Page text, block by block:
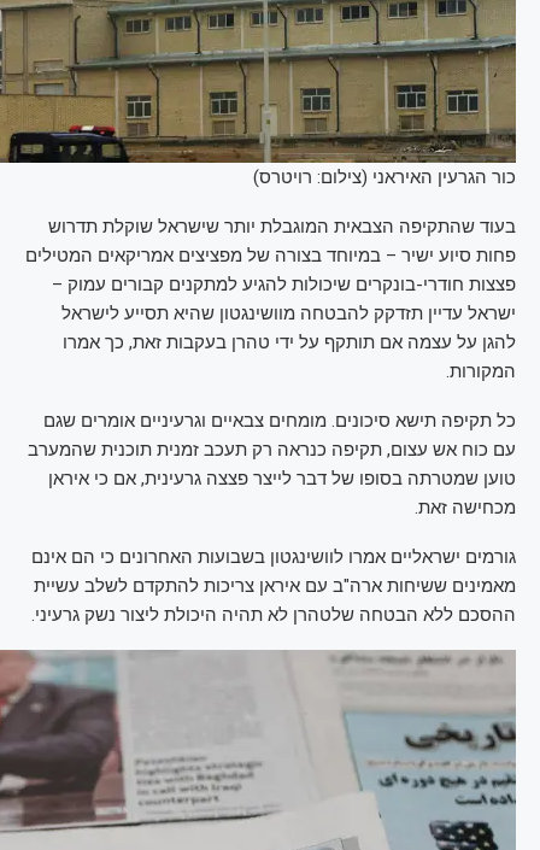
כור הגרעין האיראני (צילום: רויטרס)
בעוד שהתקיפה הצבאית המוגבלת יותר שישראל שוקלת תדרוש
פחות סיוע ישיר – במיוחד בצורה של מפציצים אמריקאים המטילים
פצצות חודרי-בונקרים שיכולות להגיע למתקנים קבורים עמוק –
ישראל עדיין תזדקק להבטחה מוושינגטון שהיא תסייע לישראל
להגן על עצמה אם תותקף על ידי טהרן בעקבות זאת, כך אמרו
המקורות.
כל תקיפה תישא סיכונים. מומחים צבאיים וגרעיניים אומרים שגם
עם כוח אש עצום, תקיפה כנראה רק תעכב זמנית תוכנית שהמערב
טוען שמטרתה בסופו של דבר לייצר פצצה גרעינית, אם כי איראן
מכחישה זאת.
גורמים ישראליים אמרו לוושינגטון בשבועות האחרונים כי הם אינם
מאמינים ששיחות ארה"ב עם איראן צריכות להתקדם לשלב עשיית
ההסכם ללא הבטחה שלטהרן לא תהיה היכולת ליצור נשק גרעיני.